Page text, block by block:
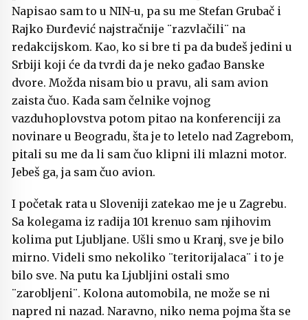
Napisao sam to u NIN-u, pa su me Stefan Grubač i
Rajko Đurđević najstračnije ¨razvlačili¨ na
redakcijskom. Kao, ko si bre ti pa da budeš jedini u
Srbiji koji će da tvrdi da je neko gađao Banske
dvore. Možda nisam bio u pravu, ali sam avion
zaista čuo. Kada sam čelnike vojnog
vazduhoplovstva potom pitao na konferenciji za
novinare u Beogradu, šta je to letelo nad Zagrebom,
pitali su me da li sam čuo klipni ili mlazni motor.
Jebeš ga, ja sam čuo avion.
I početak rata u Sloveniji zatekao me je u Zagrebu.
Sa kolegama iz radija 101 krenuo sam njihovim
kolima put Ljubljane. Ušli smo u Kranj, sve je bilo
mirno. Videli smo nekoliko ¨teritorijalaca¨ i to je
bilo sve. Na putu ka Ljubljini ostali smo
¨zarobljeni¨. Kolona automobila, ne može se ni
napred ni nazad. Naravno, niko nema pojma šta se